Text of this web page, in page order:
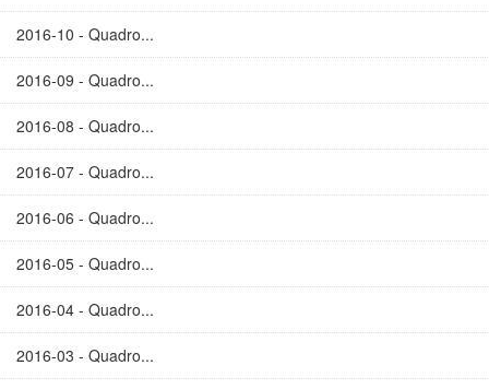
2016-10 - Quadro...
2016-09 - Quadro...
2016-08 - Quadro...
2016-07 - Quadro...
2016-06 - Quadro...
2016-05 - Quadro...
2016-04 - Quadro...
2016-03 - Quadro...